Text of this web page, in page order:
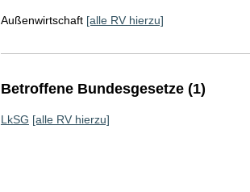
Außenwirtschaft [alle RV hierzu]
Betroffene Bundesgesetze (1)
LkSG [alle RV hierzu]